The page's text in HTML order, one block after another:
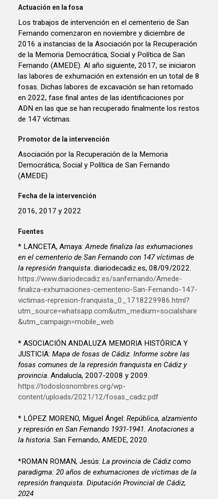
Actuación en la fosa
Los trabajos de intervención en el cementerio de San
Fernando comenzaron en noviembre y diciembre de
2016 a instancias de la Asociación por la Recuperación
de la Memoria Democrática, Social y Política de San
Fernando (AMEDE). Al año siguiente, 2017, se iniciaron
las labores de exhumación en extensión en un total de 8
fosas. Dichas labores de excavación se han retomado
en 2022, fase final antes de las identificaciones por
ADN en las que se han recuperado finalmente los restos
de 147 víctimas.
Promotor de la intervención
Asociación por la Recuperación de la Memoria
Democrática, Social y Política de San Fernando
(AMEDE)
Fecha de la intervención
2016, 2017 y 2022
Fuentes
* LANCETA, Amaya:Amede finaliza las exhumaciones
en el cementerio de San Fernando con 147 víctimas de
la represión franquista. diariodecadiz.es, 08/09/2022.
https://www.diariodecadiz.es/sanfernando/Amede-
finaliza-exhumaciones-cementerio-San-Fernando-147-
victimas-represion-franquista_0_1718229986.html?
utm_source=whatsapp.com&utm_medium=socialshare
&utm_campaign=mobile_web
* ASOCIACIÓN ANDALUZA MEMORIA HISTÓRICA Y
JUSTICIA:Mapa de fosas de Cádiz. Informe sobre las
fosas comunes de la represión franquista en Cádiz y
provincia. Andalucía, 2007-2008 y 2009.
https://todoslosnombres.org/wp-
content/uploads/2021/12/fosas_cadiz.pdf
* LÓPEZ MORENO, Miguel Ángel:República, alzamiento
y represión en San Fernando 1931-1941. Anotaciones a
la historia. San Fernando, AMEDE, 2020.
*ROMAN ROMAN, Jesús:La provincia de Cádiz como
paradigma: 20 años de exhumaciones de víctimas de la
represión franquista. Diputación Provincial de Cádiz,
2024